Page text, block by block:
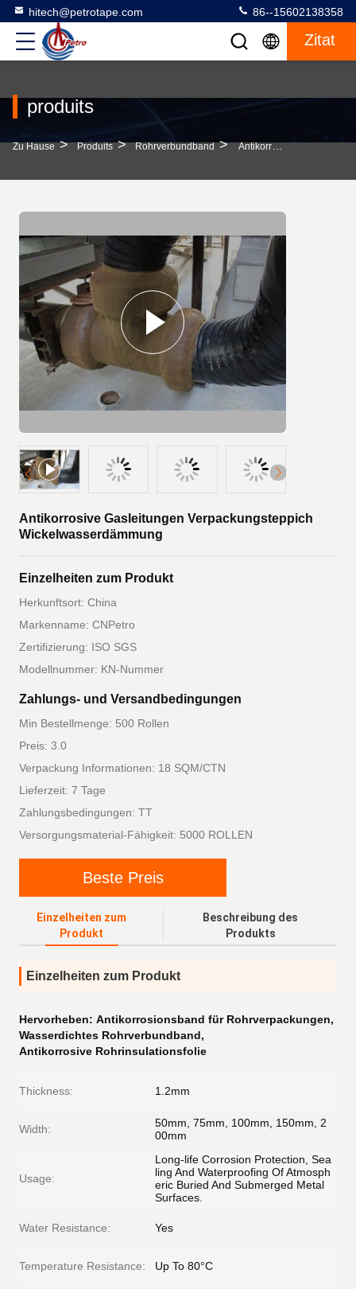
hitech@petrotape.com 86--15602138358
Zitat
produits
Zu Hause > Produits > Rohrverbundband > Antikorrosive Gasleitungen Verpackungsteppich Wickelwasserdämmung
Antikorrosive Gasleitungen Verpackungsteppich
Wickelwasserdämmung
Einzelheiten zum Produkt
Herkunftsort: China
Markenname: CNPetro
Zertifizierung: ISO SGS
Modellnummer: KN-Nummer
Zahlungs- und Versandbedingungen
Min Bestellmenge: 500 Rollen
Preis: 3.0
Verpackung Informationen: 18 SQM/CTN
Lieferzeit: 7 Tage
Zahlungsbedingungen: TT
Versorgungsmaterial-Fähigkeit: 5000 ROLLEN
Beste Preis
Einzelheiten zum
Produkt
Beschreibung des
Produkts
Einzelheiten zum Produkt
Hervorheben: Antikorrosionsband für Rohrverpackungen,
Wasserdichtes Rohrverbundband,
Antikorrosive Rohrinsulationsfolie
Thickness: 1.2mm
Width:
50mm, 75mm, 100mm, 150mm, 2
00mm
Usage:
Long-life Corrosion Protection, Sea
ling And Waterproofing Of Atmosph
eric Buried And Submerged Metal
Surfaces.
Water Resistance: Yes
Temperature Resistance: Up To 80°C